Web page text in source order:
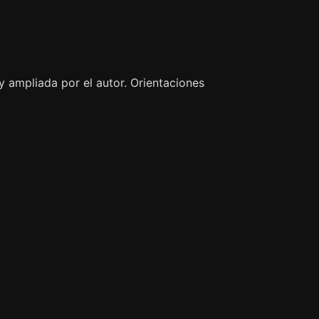
ampliada por el autor. Orientaciones